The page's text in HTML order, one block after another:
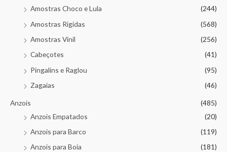
Amostras Choco e Lula
(244)
Amostras Rigidas
(568)
Amostras Vinil
(256)
Cabeçotes
(41)
Pingalins e Raglou
(95)
Zagaias
(46)
Anzois
(485)
Anzois Empatados
(20)
Anzois para Barco
(119)
Anzois para Boia
(181)